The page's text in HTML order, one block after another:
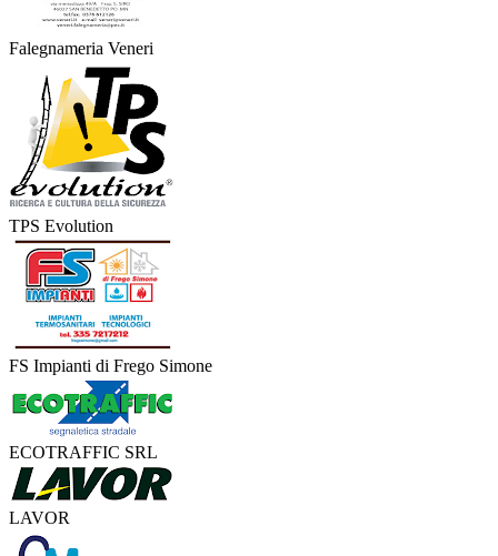
Falegnameria Veneri
TPS Evolution
FS Impianti di Frego Simone
ECOTRAFFIC SRL
LAVOR